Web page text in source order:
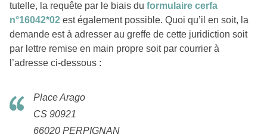
tutelle, la requête par le biais du formulaire cerfa
n°16042*02 est également possible. Quoi qu’il en soit, la
demande est à adresser au greffe de cette juridiction soit
par lettre remise en main propre soit par courrier à
l’adresse ci-dessous :
Place Arago
CS 90921
66020 PERPIGNAN